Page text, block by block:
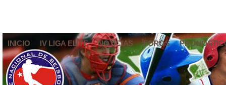
INICIO IV LIGA ELITE NOTICIAS FOROS